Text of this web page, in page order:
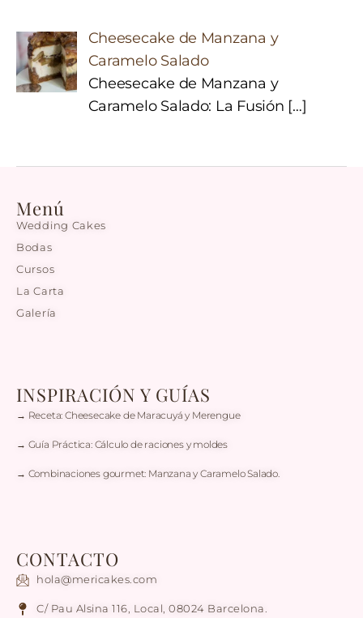
Cheesecake de Manzana y
Caramelo Salado
Cheesecake de Manzana y
Caramelo Salado: La Fusión […]
Menú
Wedding Cakes
Bodas
Cursos
La Carta
Galería
INSPIRACIÓN Y GUÍAS
→ Receta: Cheesecake de Maracuyá y Merengue
→ Guía Práctica: Cálculo de raciones y moldes
→ Combinaciones gourmet: Manzana y Caramelo Salado.
CONTACTO
hola@mericakes.com
C/ Pau Alsina 116, Local, 08024 Barcelona.